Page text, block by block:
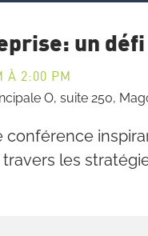
un défi
À 2:00 PM
O, suite 250,
les